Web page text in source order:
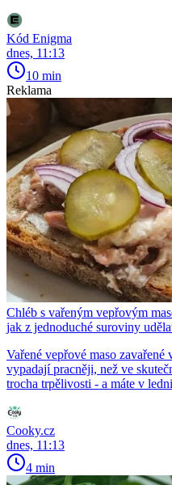
Kód Enigma
dnes, 11:13
10 min
Reklama
Chléb s vařeným vepřovým
jak z jednoduché suroviny
Vařené vepřové maso
vypadají pracněji, než ve
trocha trpělivosti - a máte v
Cooky.cz
dnes, 11:13
4 min